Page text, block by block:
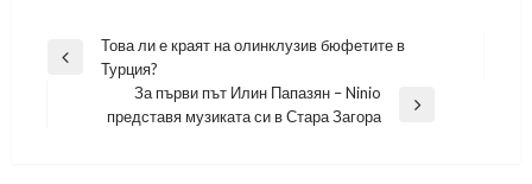
Навигация
Previous
Това ли е краят на олинклузив бюфетите в
Турция?
За първи път Илин Папазян – Ninio
представя музиката си в Стара Загора